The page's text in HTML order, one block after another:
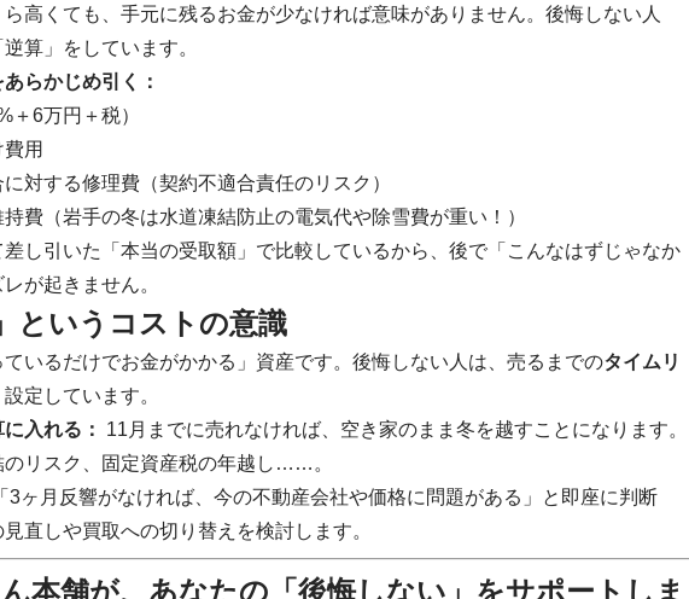
高くても、手元に残るお金が少なければ意味がありません。後悔しない人
算」をしています。
らかじめ引く：
＋6万円＋税）
用
対する修理費（契約不適合責任のリスク）
費（岩手の冬は水道凍結防止の電気代や除雪費が重い！）
差し引いた「本当の受取額」で比較しているから、後で「こんなはずじゃなか
が起きません。
というコストの意識
いるだけでお金がかかる」資産です。後悔しない人は、売るまでのタイムリ
定しています。
入れる：
11月までに売れなければ、空き家のまま冬を越すことになります。
のリスク、固定資産税の年越し……。
3ヶ月反響がなければ、今の不動産会社や価格に問題がある」と即座に判断
直しや買取への切り替えを検討します。
本舗が、あなたの「後悔しない」をサポートしま